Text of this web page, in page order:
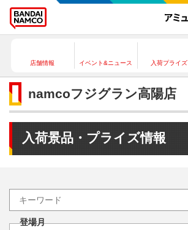
店舗情報 イベント&ニュース 入荷プライズ
namcoフジグラン高陽店
入荷景品・プライズ情報
登場月